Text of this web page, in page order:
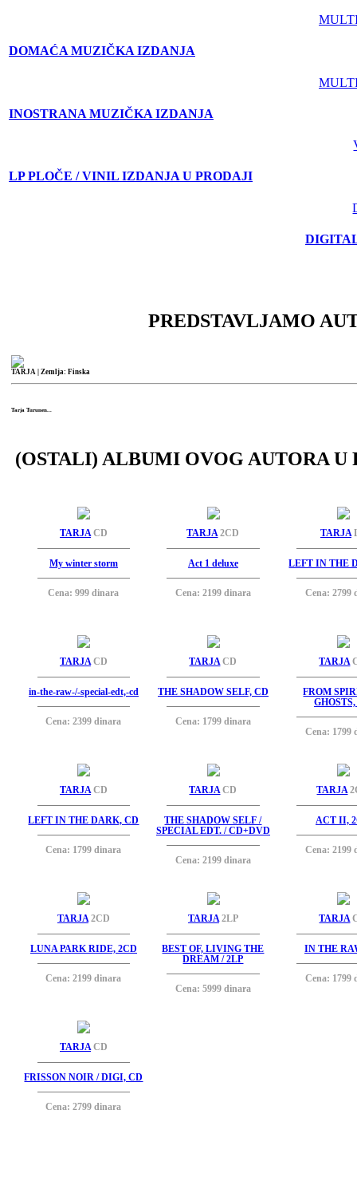
DOMAĆA MUZIČKA IZDANJA
INOSTRANA MUZIČKA IZDANJA
LP PLOČE / VINIL IZDANJA U PRODAJI
PREDSTAVLJAMO
TARJA | Zemlja: Finska
Tarja Turunen...
(OSTALI) ALBUMI OVOG AUTORA U
TARJACD
My winter storm
Cena: 999 dinara
TARJA2CD
Act 1 deluxe
Cena: 2199 dinara
TARJA
LEFT IN THE
Cena: 2799
TARJACD
in-the-raw-/-special-edt,-cd
Cena: 2399 dinara
TARJACD
THE SHADOW SELF, CD
Cena: 1799 dinara
TARJA
FROM
Cena: 1799
TARJACD
LEFT IN THE DARK, CD
Cena: 1799 dinara
TARJACD
THE SHADOW SELF /
SPECIAL EDT. / CD+DVD
Cena: 2199 dinara
TARJA
ACT II,
Cena: 2199
TARJA2CD
LUNA PARK RIDE, 2CD
Cena: 2199 dinara
TARJA2LP
BEST OF, LIVING THE
DREAM / 2LP
Cena: 5999 dinara
TARJA
IN THE
Cena: 1799
TARJACD
FRISSON NOIR / DIGI, CD
Cena: 2799 dinara